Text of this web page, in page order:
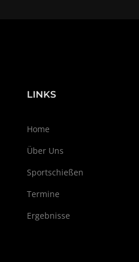
LINKS
Home
Über Uns
Sportschießen
Termine
Ergebnisse